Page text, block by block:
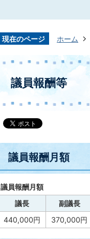
現在のページ ホーム
議員報酬等
議員報酬月額
議員報酬月額
議長
副議長
440,000円
370,000円